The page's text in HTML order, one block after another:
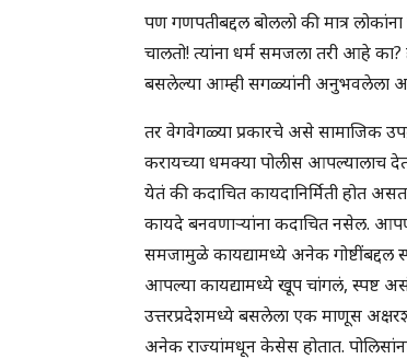
पण गणपतीबद्दल बोललो की मात्र
चालतो! त्यांना धर्म समजला तरी आहे
बसलेल्या आम्ही सगळ्यांनी अनुभवलेला
तर वेगवेगळ्या प्रकारचे असे सामाजिक
करायच्या धमक्या पोलीस आपल्यालाच
येतं की कदाचित कायदानिर्मिती होत
कायदे बनवणाऱ्यांना कदाचित नसेल.
समजामुळे कायद्यामध्ये अनेक गोष्टींबद्दल
आपल्या कायद्यामध्ये खूप चांगलं, स्पष्ट
उत्तरप्रदेशमध्ये बसलेला एक माणूस
अनेक राज्यांमधून केसेस होतात.